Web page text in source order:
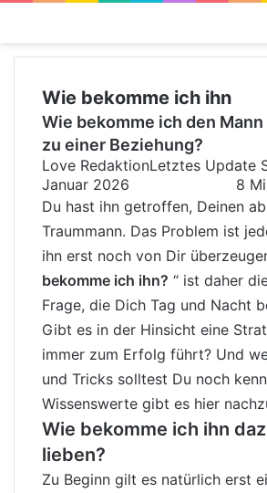
Wie bekomme ich ihn
Wie bekomme ich den
zu einer Beziehung?
Love RedaktionLetztes Update
Januar 2026
8
Du hast ihn getroffen, Deinen
Traummann. Das Problem ist
ihn erst noch von Dir
bekomme ich ihn? “ ist daher
Frage, die Dich Tag und Nacht
Gibt es in der Hinsicht eine
immer zum Erfolg führt? Und
und Tricks solltest Du noch
Wissenswerte gibt es hier
Wie bekomme ich ihn
lieben?
Zu Beginn gilt es natürlich erst